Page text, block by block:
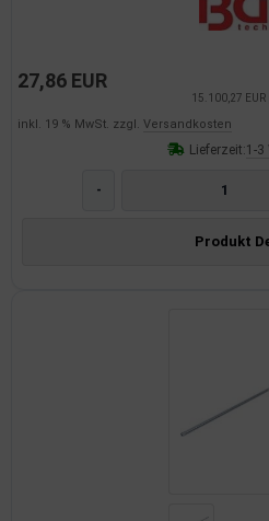
27,86 EUR
15.100,27 EUR
inkl. 19 % MwSt. zzgl. Versandkosten
Lieferzeit:1-3
-
Produkt